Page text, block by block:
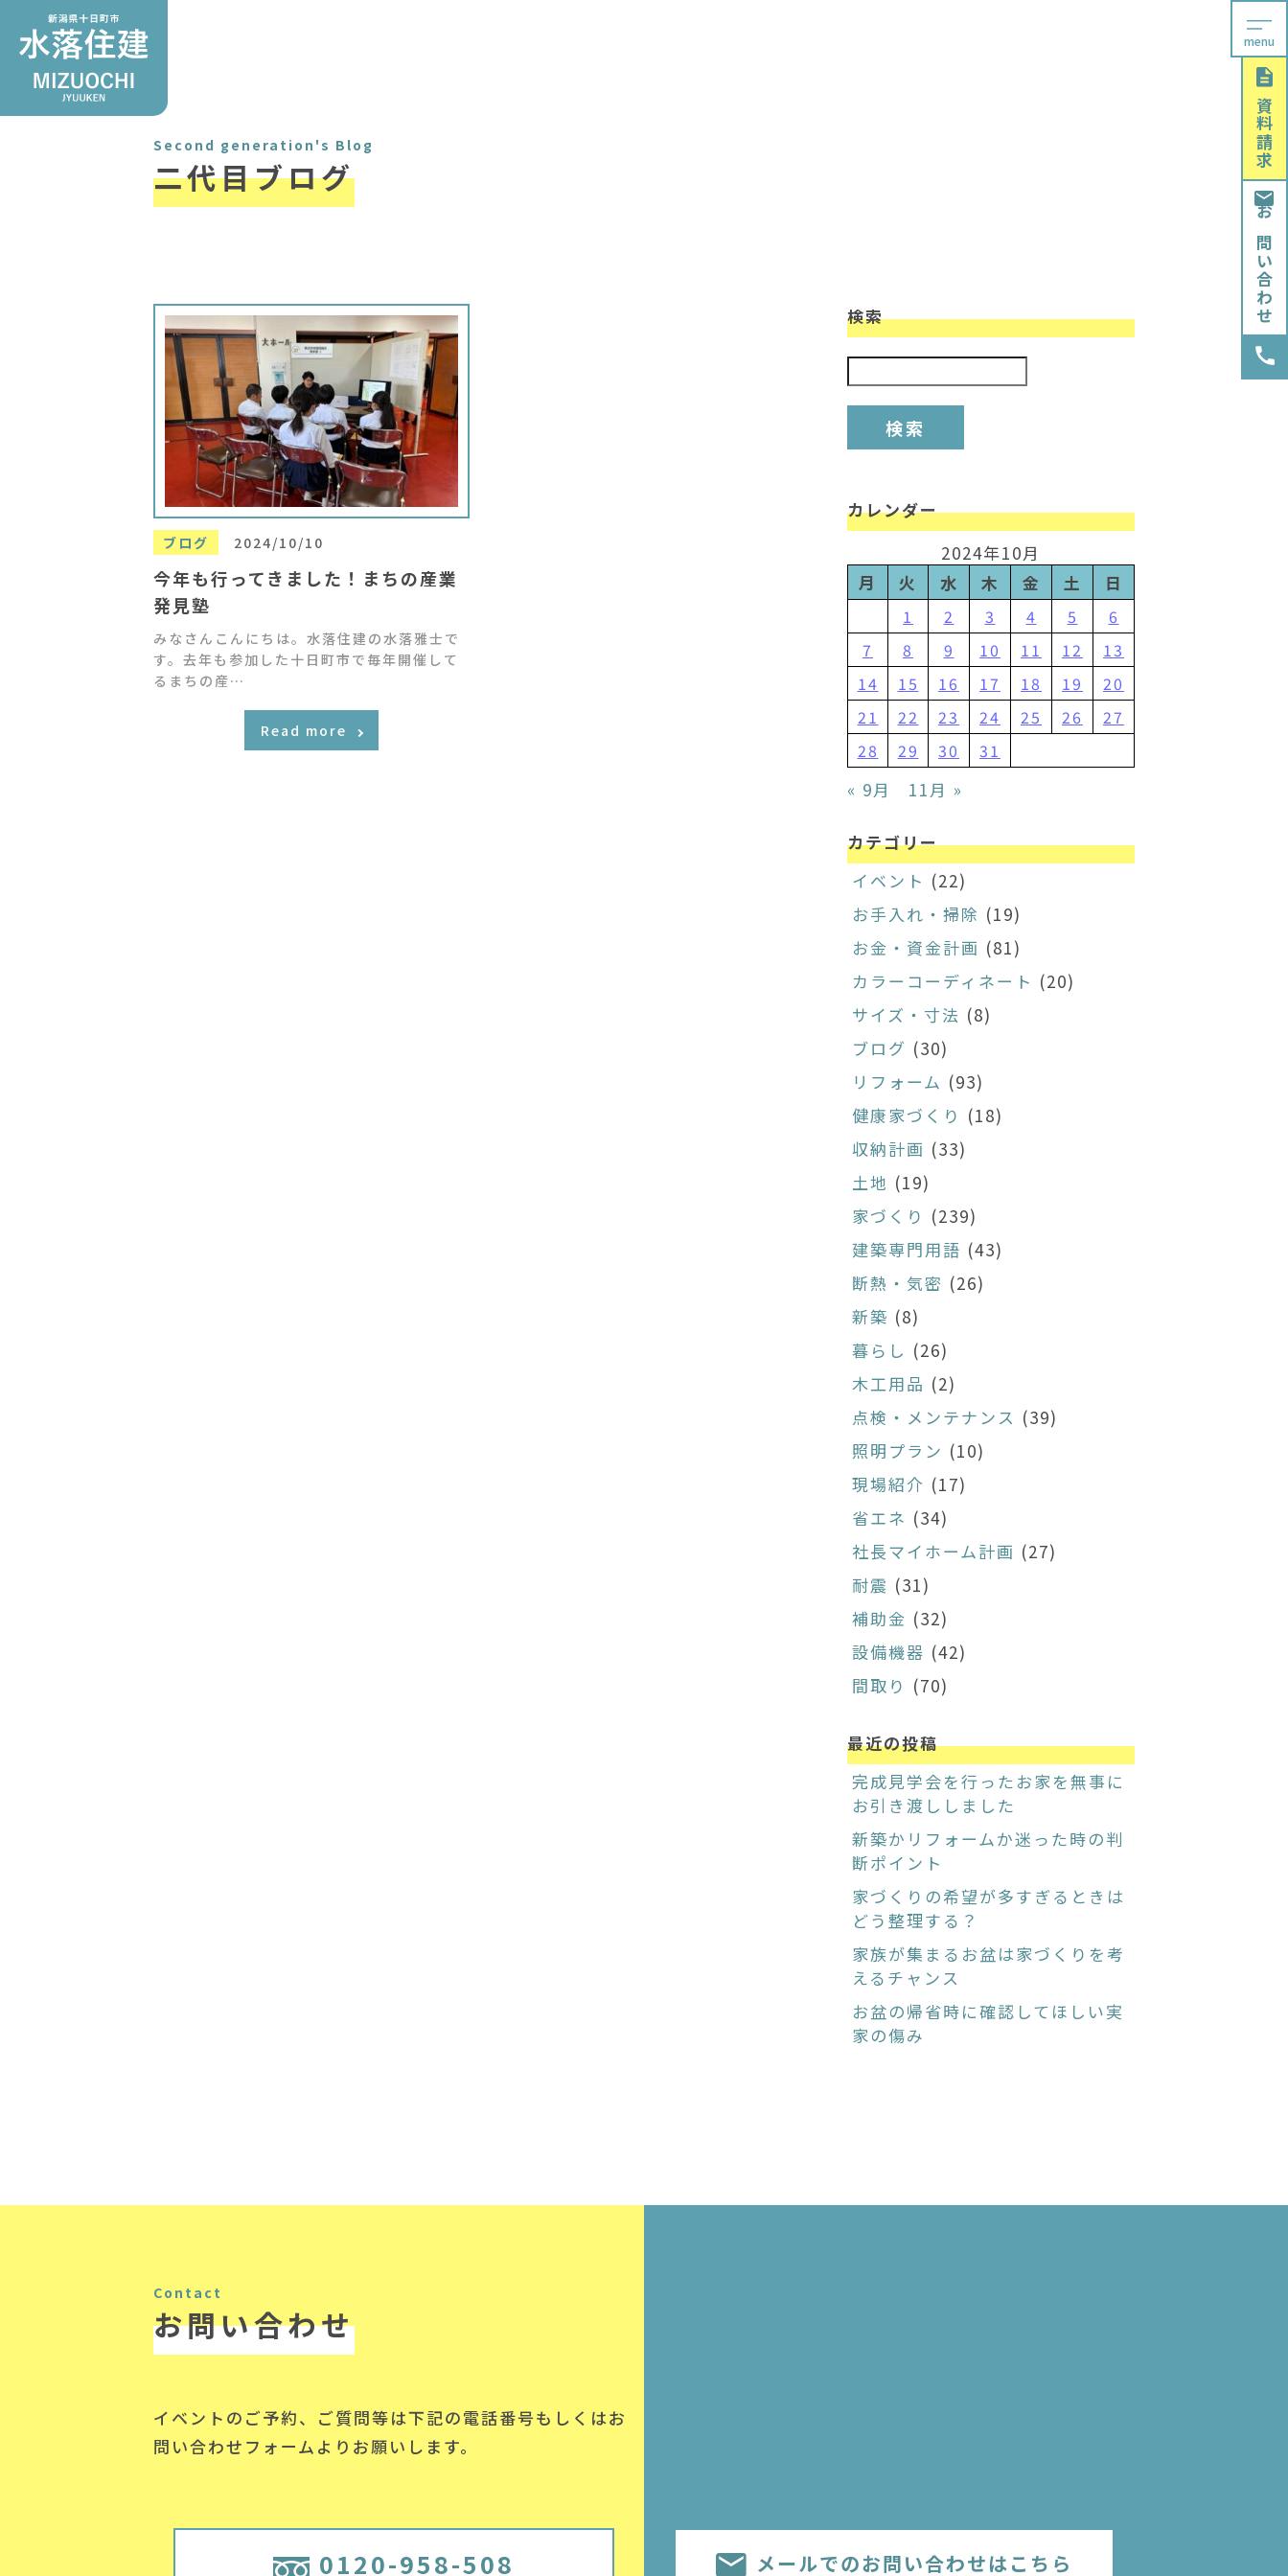
menu
資料請求
お問い合わせ
Second generation's Blog
二代目ブログ
ブログ 2024/10/10
今年も行ってきました！まちの産業
発見塾
みなさんこんにちは。水落住建の水落雅士で
す。去年も参加した十日町市で毎年開催して
るまちの産…
Read more
検索
カレンダー
2024年10月
月
火 水 木 金 土 日
1 2 3 4 5
6
7
8 9 10 11 12
13
14
15 16 17 18 19
20
21
22 23 24 25 26
27
28
29 30 31
« 9月 11月 »
カテゴリー
イベント (22)
お手入れ・掃除 (19)
お金・資金計画 (81)
カラーコーディネート (20)
サイズ・寸法 (8)
ブログ (30)
リフォーム (93)
健康家づくり (18)
収納計画 (33)
土地 (19)
家づくり (239)
建築専門用語 (43)
断熱・気密 (26)
新築 (8)
暮らし (26)
木工用品 (2)
点検・メンテナンス (39)
照明プラン (10)
現場紹介 (17)
省エネ (34)
社長マイホーム計画 (27)
耐震 (31)
補助金 (32)
設備機器 (42)
間取り (70)
最近の投稿
完成見学会を行ったお家を無事に
お引き渡ししました
新築かリフォームか迷った時の判
断ポイント
家づくりの希望が多すぎるときは
どう整理する？
家族が集まるお盆は家づくりを考
えるチャンス
お盆の帰省時に確認してほしい実
家の傷み
Contact
お問い合わせ
イベントのご予約、ご質問等は下記の電話番号もしくはお
問い合わせフォームよりお願いします。
0120-958-508 メールでのお問い合わせはこちら